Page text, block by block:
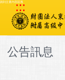
跳到主要內容區塊
:::
公告訊息